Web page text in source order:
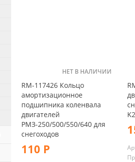
НЕТ В НАЛИЧИИ
RM-117426 Кольцо
амортизационное
подшипника коленвала
двигателей
РМЗ-250/500/550/640 для
снегоходов
110 Р